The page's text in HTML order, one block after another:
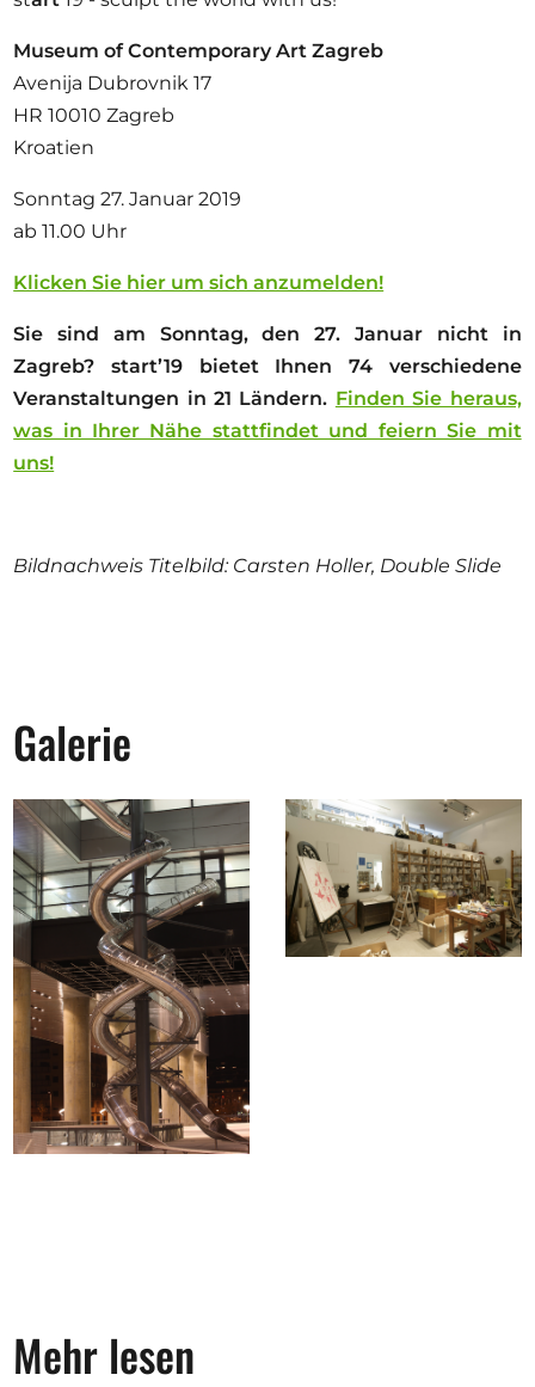
Museum of Contemporary Art Zagreb
Avenija Dubrovnik 17
HR 10010 Zagreb
Kroatien
Sonntag 27. Januar 2019
ab 11.00 Uhr
Klicken Sie hier um sich anzumelden!
Sie sind am Sonntag, den 27. Januar nicht in
Zagreb? start’19 bietet Ihnen 74 verschiedene
Veranstaltungen in 21 Ländern. Finden Sie heraus,
was in Ihrer Nähe stattfindet und feiern Sie mit
uns!
Bildnachweis Titelbild: Carsten Holler, Double Slide
Galerie
Mehr lesen